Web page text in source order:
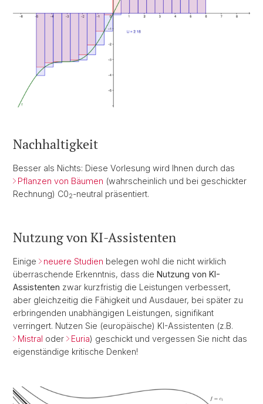
Nachhaltigkeit
Besser als Nichts: Diese Vorlesung wird Ihnen durch das
Pflanzen von Bäumen (wahrscheinlich und bei geschickter
Rechnung) C02-neutral präsentiert.
Nutzung von KI-Assistenten
Einige neuere Studien belegen wohl die nicht wirklich
überraschende Erkenntnis, dass die Nutzung von KI-
Assistenten zwar kurzfristig die Leistungen verbessert,
aber gleichzeitig die Fähigkeit und Ausdauer, bei später zu
erbringenden unabhängigen Leistungen, signifikant
verringert. Nutzen Sie (europäische) KI-Assistenten (z.B.
Mistral oder Euria) geschickt und vergessen Sie nicht das
eigenständige kritische Denken!